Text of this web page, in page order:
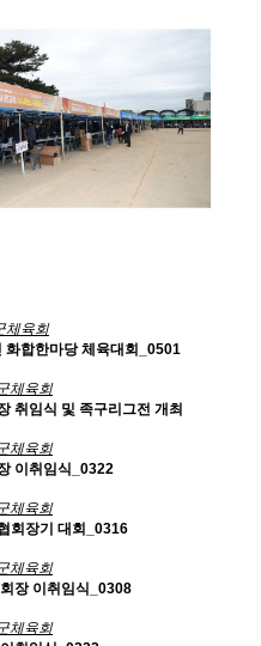
체육회
화합한마당 체육대회_0501
체육회
취임식 및 족구리그전 개최
체육회
이취임식_0322
체육회
회장기 대회_0316
체육회
장 이취임식_0308
체육회